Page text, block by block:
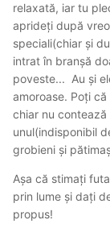
relaxată, iar tu
aprideți după
speciali(chiar și
intrat în branșă
poveste... Au și
amoroase. Poți
chiar nu
unul(indisponibil
grobieni și
Așa că stimați
prin lume și dați
propus!